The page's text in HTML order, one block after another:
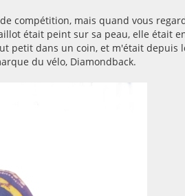
compétition, mais quand vous
était peint sur sa peau, elle était
petit dans un coin, et m'était depuis
du vélo, Diamondback.